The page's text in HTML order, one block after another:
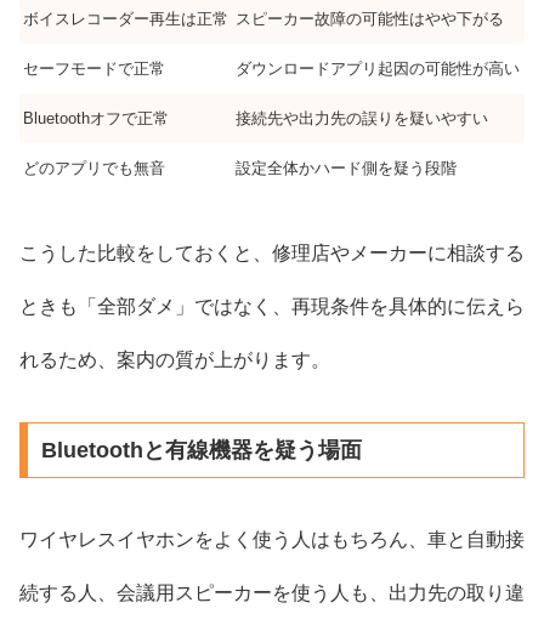
ボイスレコーダー再生は正常 スピーカー故障の可能性はやや下がる
セーフモードで正常 ダウンロードアプリ起因の可能性が高い
Bluetoothオフで正常 接続先や出力先の誤りを疑いやすい
どのアプリでも無音 設定全体かハード側を疑う段階
こうした比較をしておくと、修理店やメーカーに相談する
ときも「全部ダメ」ではなく、再現条件を具体的に伝えら
れるため、案内の質が上がります。
Bluetoothと有線機器を疑う場面
ワイヤレスイヤホンをよく使う人はもちろん、車と自動接
続する人、会議用スピーカーを使う人も、出力先の取り違